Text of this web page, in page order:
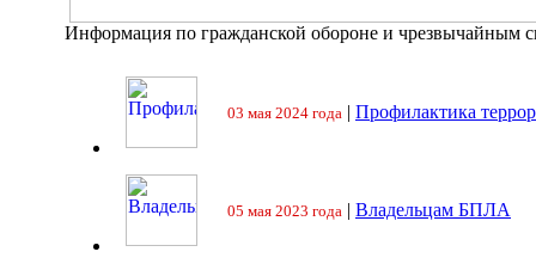
Информация по гражданской обороне и чрезвычайным
03 мая 2024 года | Профилактика
05 мая 2023 года | Владельцам БПЛА